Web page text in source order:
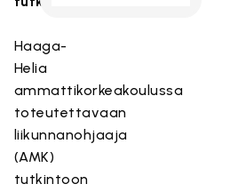
Haaga-
Helia
ammattikorkeakoulussa
toteutettavaan
liikunnanohjaaja
(AMK)
tutkintoon